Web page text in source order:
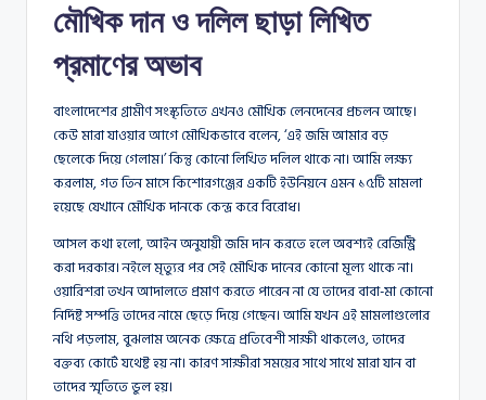
মৌখিক দান ও দলিল ছাড়া লিখিত
প্রমাণের অভাব
বাংলাদেশের গ্রামীণ সংস্কৃতিতে এখনও মৌখিক লেনদেনের প্রচলন আছে।
কেউ মারা যাওয়ার আগে মৌখিকভাবে বলেন, ‘এই জমি আমার বড়
ছেলেকে দিয়ে গেলাম।’ কিন্তু কোনো লিখিত দলিল থাকে না। আমি লক্ষ্য
করলাম, গত তিন মাসে কিশোরগঞ্জের একটি ইউনিয়নে এমন ১৫টি মামলা
হয়েছে যেখানে মৌখিক দানকে কেন্দ্র করে বিরোধ।
আসল কথা হলো, আইন অনুযায়ী জমি দান করতে হলে অবশ্যই রেজিস্ট্রি
করা দরকার। নইলে মৃত্যুর পর সেই মৌখিক দানের কোনো মূল্য থাকে না।
ওয়ারিশরা তখন আদালতে প্রমাণ করতে পারেন না যে তাদের বাবা-মা কোনো
নির্দিষ্ট সম্পত্তি তাদের নামে ছেড়ে দিয়ে গেছেন। আমি যখন এই মামলাগুলোর
নথি পড়লাম, বুঝলাম অনেক ক্ষেত্রে প্রতিবেশী সাক্ষী থাকলেও, তাদের
বক্তব্য কোর্টে যথেষ্ট হয় না। কারণ সাক্ষীরা সময়ের সাথে সাথে মারা যান বা
তাদের স্মৃতিতে ভুল হয়।